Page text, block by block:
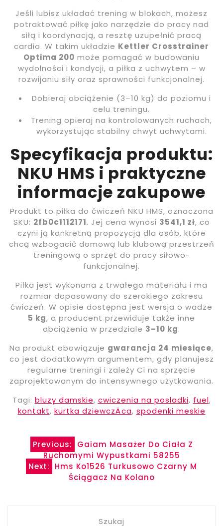
Jeśli lubisz układać trening w blokach, możesz
potraktować piłkę jako narzędzie do pracy nad
siłą i koordynacją, a resztę uzupełnić pracą
cardio. W takim układzie Kettler Crosstrainer
Optima 200 może pomagać w budowaniu
wydolności i kondycji, a piłka z uchwytem – w
rozwijaniu siły oraz sprawności funkcjonalnej.
Dobieraj obciążenie (3–10 kg) do poziomu i
celu treningu.
Trening opieraj na kontrolowanych ruchach,
wykorzystując stabilny chwyt uchwytami.
Specyfikacja produktu:
NKU HMS i praktyczne
informacje zakupowe
Produkt to piłka do ćwiczeń NKU HMS, oznaczona
SKU: 2fb0c1112171. Jej cena wynosi 3541,1 zł, co
czyni ją konkretną propozycją dla osób, które
chcą wzbogacić domową lub klubową przestrzeń
treningową o sprzęt do pracy siłowo-
funkcjonalnej.
Piłka jest wykonana z trwałego materiału i ma
rozmiar dopasowany do szerokiego zakresu
ćwiczeń. W opisie dostępna jest wersja o wadze
5 kg, a producent przewiduje także inne
obciążenia w przedziale 3–10 kg.
Na produkt obowiązuje gwarancja 24 miesiące,
co jest dodatkowym argumentem, gdy planujesz
regularne treningi i zależy Ci na sprzęcie
zaprojektowanym do intensywnego użytkowania.
Tagi: bluzy damskie, cwiczenia na posladki, fuel,
kontakt, kurtka dziewczÄca, spodenki meskie
Nawigacja
wpisu
Previous:
Gaiam Masażer Do Ciała Z
Ruchomymi Wypustkami 58255
Next:
Hms Ko1526 Turkusowo Czarny M
Ściągacz Na Kolano
Szukaj